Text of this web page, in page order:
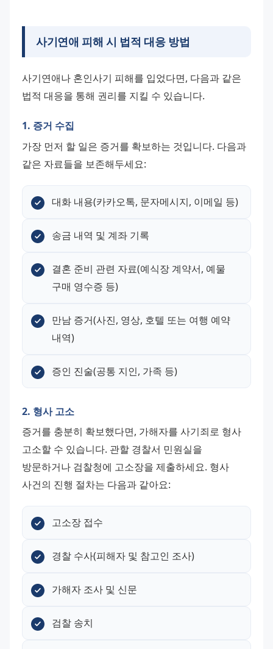
사기연애 피해 시 법적 대응 방법
사기연애나 혼인사기 피해를 입었다면, 다음과 같은
법적 대응을 통해 권리를 지킬 수 있습니다.
1. 증거 수집
가장 먼저 할 일은 증거를 확보하는 것입니다. 다음과
같은 자료들을 보존해두세요:
대화 내용(카카오톡, 문자메시지, 이메일 등)
송금 내역 및 계좌 기록
결혼 준비 관련 자료(예식장 계약서, 예물
구매 영수증 등)
만남 증거(사진, 영상, 호텔 또는 여행 예약
내역)
증인 진술(공통 지인, 가족 등)
2. 형사 고소
증거를 충분히 확보했다면, 가해자를 사기죄로 형사
고소할 수 있습니다. 관할 경찰서 민원실을
방문하거나 검찰청에 고소장을 제출하세요. 형사
사건의 진행 절차는 다음과 같아요:
고소장 접수
경찰 수사(피해자 및 참고인 조사)
가해자 조사 및 신문
검찰 송치